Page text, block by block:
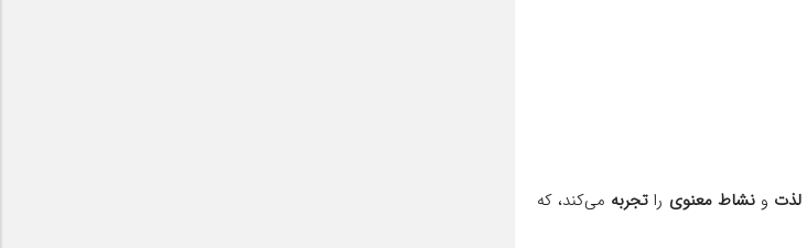
لذت ونشاط معنوی را تجربه می‌کند، که